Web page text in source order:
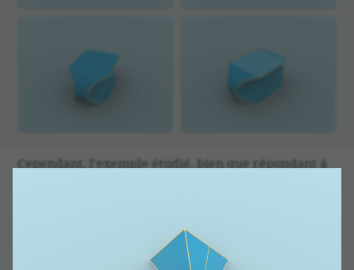
Cepen­dant, l’exemple étudié, bien que répondant à
l’élabo­ra­tion de cet exemple, la construc­tion, ne
présentant pas de “moins”, a surgi très vite.